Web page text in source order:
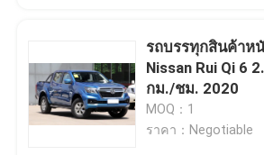
รถบรรทุกสินค้าห
Nissan Rui Qi 6
กม./ชม. 2020
MOQ：1
ราคา：Negotiable